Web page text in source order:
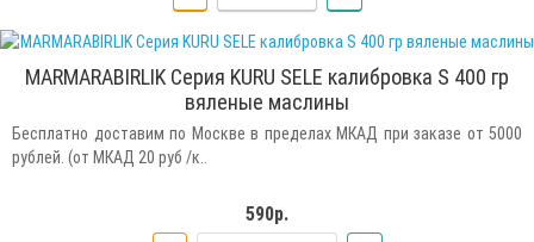
MARMARABIRLIK Серия KURU SELE калибровка S 400 гр
вяленые маслины
Бесплатно доставим по Москве в пределах МКАД при заказе от 5000
рублей. (от МКАД 20 руб /к..
590р.